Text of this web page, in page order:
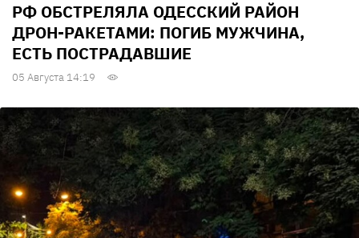
РФ ОБСТРЕЛЯЛА ОДЕССКИЙ РАЙОН
ДРОН-РАКЕТАМИ: ПОГИБ МУЖЧИНА,
ЕСТЬ ПОСТРАДАВШИЕ
05 Августа 14:19